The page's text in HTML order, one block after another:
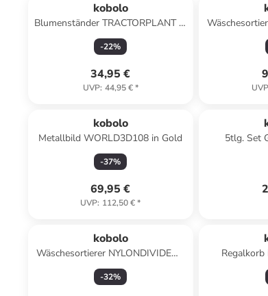
kobolo
Blumenständer TRACTORPLANT in
Braun
-22%
34,95 €
UVP: 44,95 €* UVP
kobolo
Metallbild WORLD3D108 in Gold
-37%
69,95 €
UVP: 112,50 €*
5tlg. Set
kobolo
Wäschesortierer NYLONDIVIDEWI
in Weiß
-32%